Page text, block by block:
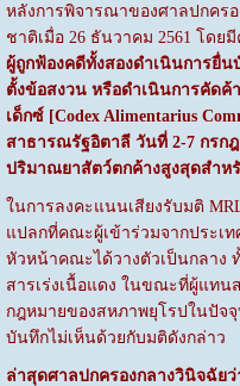
หลังการพิจารณาของศาลปกคร
ชาติเมื่อ 26 ธันวาคม 2561 โดย
ผู้ถูกฟ้องคดีทั้งสองดำเนินการยื่
ตั้งข้อสงวน หรือดำเนินการคัด
เด็กซ์ [Codex Alimentarius
สาธารณรัฐอิตาลี วันที่ 2-7 กรกฎ
ปริมาณยาสัตว์ตกค้างสูงสุดสำห
ในการลงคะแนนเสียงรับมติ
แปลกที่คณะผู้เข้าร่วมจากประเ
หัวหน้าคณะได้วางตัวเป็นกลาง
สารเร่งเนื้อแดง ในขณะที่ผู้แทน
กฎหมายของสหภาพยุโรปในปัจ
บันทึกไม่เห็นด้วยกับมติดังกล่าว
ล่าสุดศาลปกครองกลางวินิจฉัย